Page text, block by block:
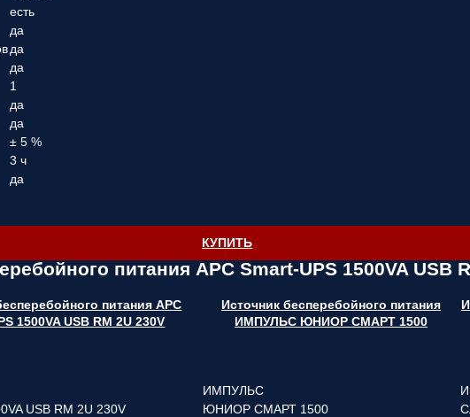
есть
да
да
да
1
да
да
± 5 %
3 ч
да
КУПИТЬ
питания APC Smart-UPS 1500VA USB
питания APC
1500VA USB RM 2U 230V
Источник бесперебойного питания
ИМПУЛЬС ЮНИОР СМАРТ 1500
ИМПУЛЬС
USB RM 2U 230V ЮНИОР СМАРТ 1500